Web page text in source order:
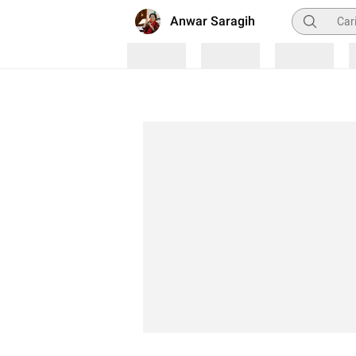
Anwar Saragih Pencarian